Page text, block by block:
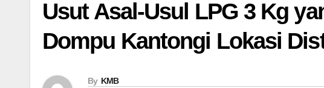
Usut Asal-Usul LPG 3 Kg
Dompu Kantongi Lokasi
By KMB